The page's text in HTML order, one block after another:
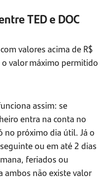
TED e DOC
valores acima de R$
valor máximo permitido
assim: se
entra na conta no
no próximo dia útil. Já o
ou em até 2 dias
feriados ou
ambos não existe valor